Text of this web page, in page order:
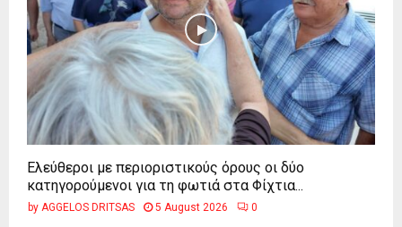
Ελεύθεροι με περιοριστικούς όρους οι δύο
κατηγορούμενοι για τη φωτιά στα Φίχτια...
by AGGELOS DRITSAS 5 August 2026 0